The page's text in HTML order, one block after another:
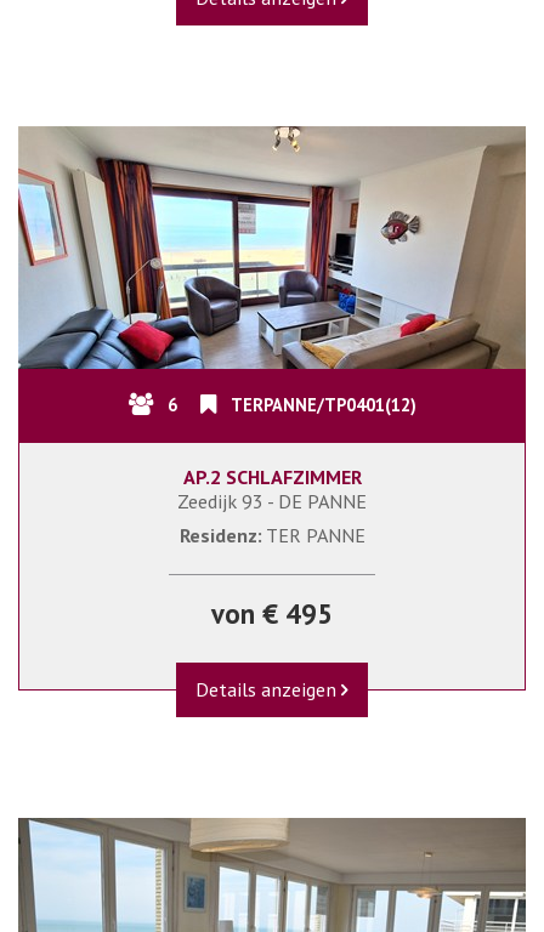
6 TERPANNE/TP0401(12)
AP.2 SCHLAFZIMMER
Zeedijk 93 - DE PANNE
Residenz: TER PANNE
von € 495
Details anzeigen